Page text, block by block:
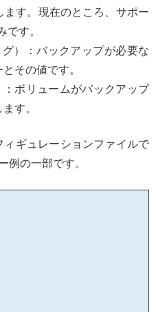
ます。現在のところ、サポー
です。
グ）：バックアップが必要な
その値です。
：ボリュームがバックアップ
す。
ィギュレーションファイルで
例の一部です。